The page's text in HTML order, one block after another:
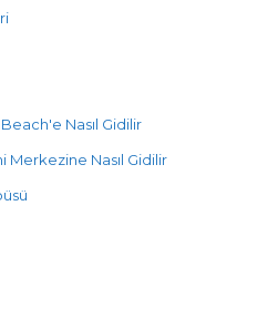
Nasıl Gidilir
Merkezine Nasıl Gidilir